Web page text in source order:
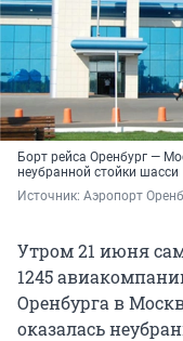
Борт рейса Оренбург —
неубранной стойки шасси
Источник: Аэропорт
Утром 21 июня
1245
Оренбурга в
оказалась